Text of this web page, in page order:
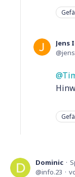
Jens
Dominic
info.23